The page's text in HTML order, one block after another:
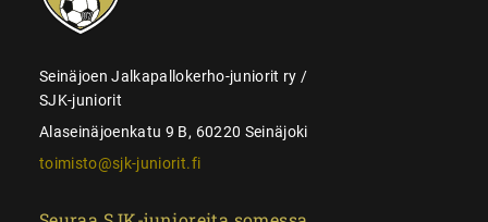
Seinäjoen Jalkapallokerho-juniorit ry /
SJK-juniorit
Alaseinäjoenkatu 9 B, 60220 Seinäjoki
toimisto@sjk-juniorit.fi